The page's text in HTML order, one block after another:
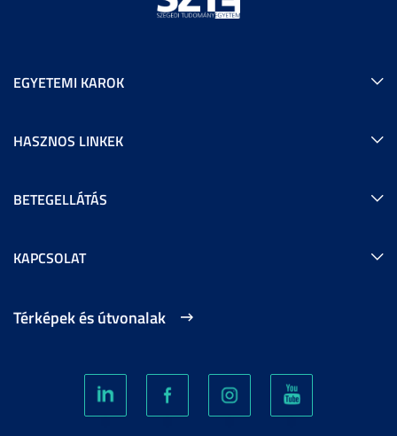
EGYETEMI KAROK
HASZNOS LINKEK
BETEGELLÁTÁS
KAPCSOLAT
Térképek és útvonalak